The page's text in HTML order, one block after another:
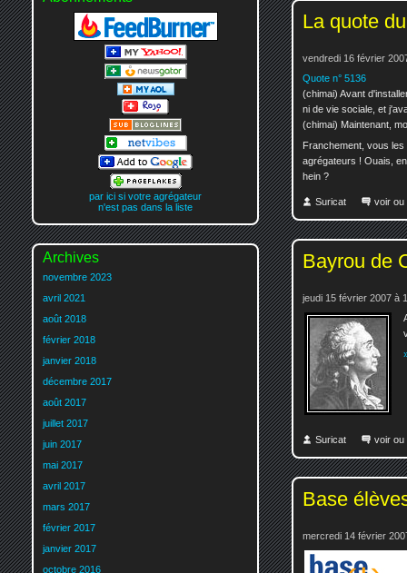
La quote
vendredi 16 février
Quote n° 5136
(chimai) Avant
ni de vie sociale, et
(chimai) Maintenant,
Franchement, vous
agrégateurs ! Ouais,
hein ?
Suricat voir ou
Bayrou de
jeudi 15 février 2007 à
Suricat voir ou
Base
mercredi 14 février
par ici si votre agrégateur
n'est pas dans la liste
Archives
novembre 2023
avril 2021
août 2018
février 2018
janvier 2018
décembre 2017
août 2017
juillet 2017
juin 2017
mai 2017
avril 2017
mars 2017
février 2017
janvier 2017
octobre 2016